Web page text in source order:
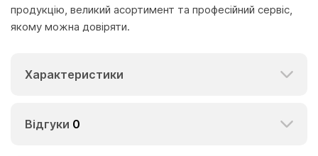
продукцію, великий асортимент та професійний сервіс,
якому можна довіряти.
Характеристики
Відгуки 0